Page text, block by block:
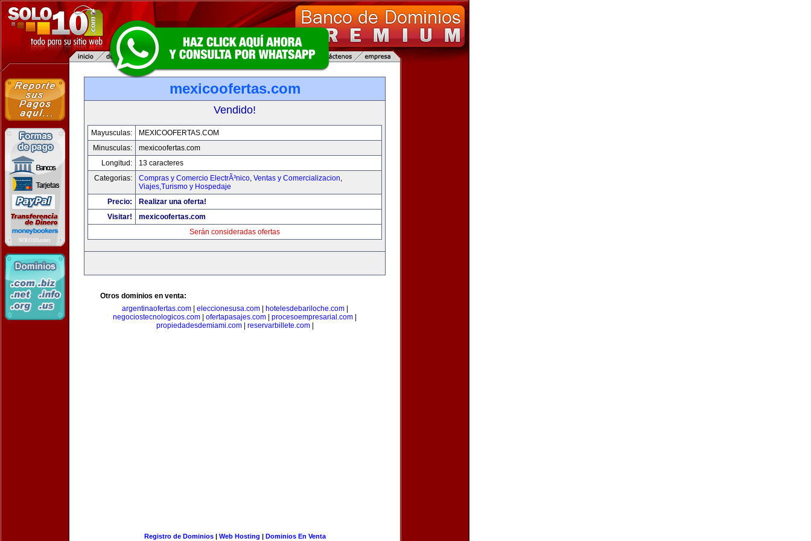
mexicoofertas.com
Vendido!
Mayusculas:
MEXICOOFERTAS.COM
Minusculas:
mexicoofertas.com
Longitud:
13 caracteres
Categorias:
Compras y Comercio ElectrÃ³nico, Ventas y Comercializacion,
Viajes,Turismo y Hospedaje
Precio:
Realizar una oferta!
Visitar!
mexicoofertas.com
Serán consideradas ofertas
Otros dominios en venta:
argentinaofertas.com| eleccionesusa.com| hotelesdebariloche.com|
negociostecnologicos.com
ofertapasajes.com procesoempresarial.com
propiedadesdemiami.com| reservarbillete.com|
Registro de Dominios| Web Hosting | Dominios En Venta